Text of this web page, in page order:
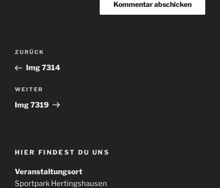
Beitragsnavigation
Vorheriger
Beitrag
ZURÜCK
Img 7314
Nächster
Beitrag
WEITER
Img 7319
HIER FINDEST DU UNS
Veranstaltungsort
Sportpark Hertingshausen